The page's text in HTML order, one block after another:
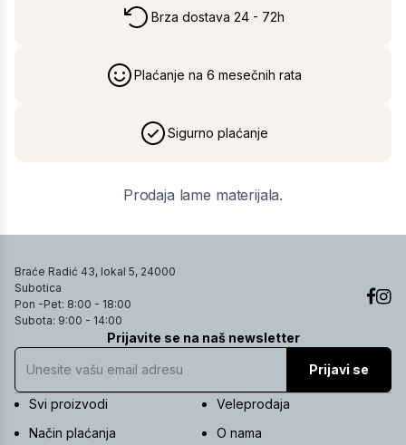
Brza dostava 24 - 72h
Plaćanje na 6 mesečnih rata
Sigurno plaćanje
Prodaja lame materijala.
Braće Radić 43, lokal 5, 24000
Subotica
Pon -Pet: 8:00 - 18:00
Subota: 9:00 - 14:00
Prijavite se na naš newsletter
Prijavi se
Svi proizvodi
Veleprodaja
Način plaćanja
O nama